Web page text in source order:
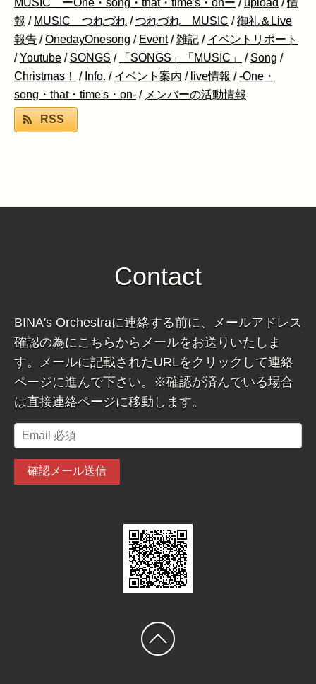
報 / MUSIC つれづれ /つれづれ MUSIC /御礼＆Live
報告 /OnedayOnesong / Event /雑記 / イベントリポート
/Youtube /SONGS / 「SONGS」「MUSIC」 /Song /
Christmas！
/ Info. / イベント案内 / live情報 /-One・
song・that・time's・on- / メンバーの活動情報
RSS
Contact
BINA's Orchestraに連絡する前に、メールアドレス
確認の為にこちらからメールをお送りいたしま
す。メールに記載されたURLをクリックして連絡
ページに進んで下さい。※確認が済んでいる場合
は直接連絡ページに移動します。